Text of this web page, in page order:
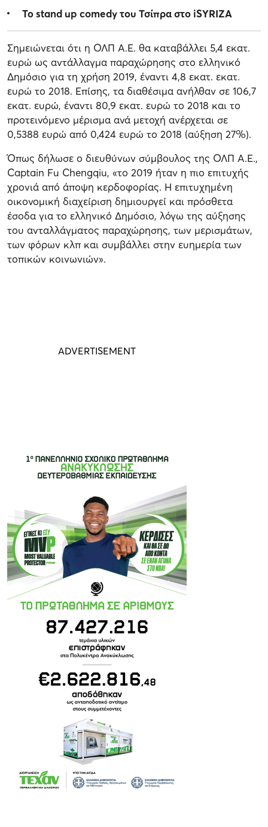
Το stand up comedy του Τσίπρα στο iSYRIZA
Σημειώνεται ότι η ΟΛΠ Α.Ε. θα καταβάλλει 5,4 εκατ.
ευρώ ως αντάλλαγμα παραχώρησης στο ελληνικό
Δημόσιο για τη χρήση 2019, έναντι 4,8 εκατ. εκατ.
ευρώ το 2018. Επίσης, τα διαθέσιμα ανήλθαν σε 106,7
εκατ. ευρώ, έναντι 80,9 εκατ. ευρώ το 2018 και το
προτεινόμενο μέρισμα ανά μετοχή ανέρχεται σε
0,5388 ευρώ από 0,424 ευρώ το 2018 (αύξηση 27%).
Όπως δήλωσε ο διευθύνων σύμβουλος της ΟΛΠ Α.Ε.,
Captain Fu Chengqiu, «το 2019 ήταν η πιο επιτυχής
χρονιά από άποψη κερδοφορίας. Η επιτυχημένη
οικονομική διαχείριση δημιουργεί και πρόσθετα
έσοδα για το ελληνικό Δημόσιο, λόγω της αύξησης
του ανταλλάγματος παραχώρησης, των μερισμάτων,
των φόρων κλπ και συμβάλλει στην ευημερία των
τοπικών κοινωνιών».